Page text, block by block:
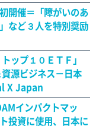
開催＝「障がいのあ
など３人を特別奨励
ップ１０ＥＴＦ」
源ビジネス－日本
X Japan
インパクトマッ
投資に使用、日本に